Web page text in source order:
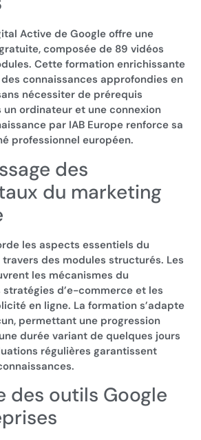
Active de Google offre une
composée de 89 vidéos
Cette formation enrichissante
connaissances approfondies en
nécessiter de prérequis
ordinateur et une connexion
par IAB Europe renforce sa
professionnel européen.
des
du marketing
les aspects essentiels du
des modules structurés. Les
les mécanismes du
d’e-commerce et les
en ligne. La formation s’adapte
permettant une progression
durée variant de quelques jours
régulières garantissent
des outils Google